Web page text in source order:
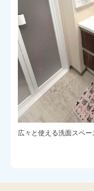
広々と使える洗面スペー